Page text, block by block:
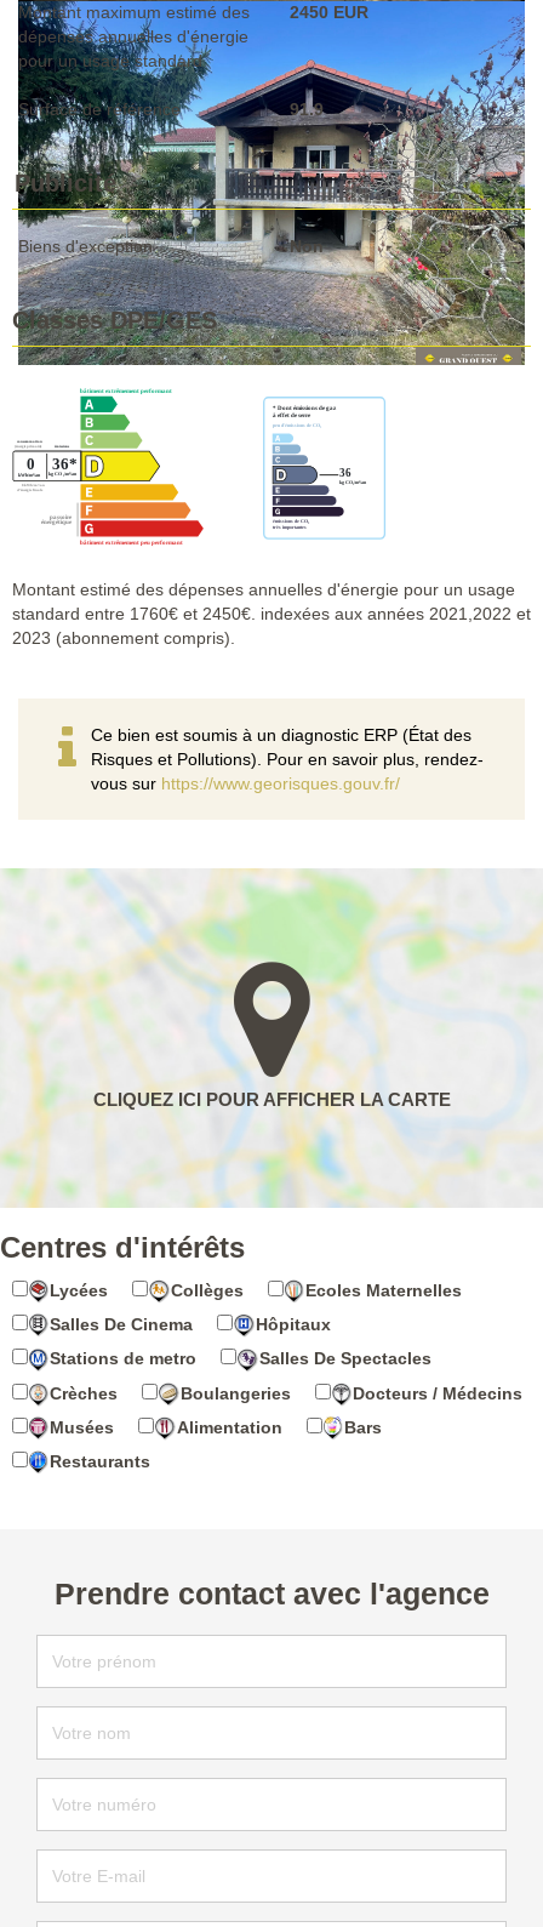
Montant maximum estimé des
dépenses annuelles d'énergie
pour un usage standard
2450 EUR
Surface de référence 91.9
Publicité
Biens d'exception Non
Classes DPE/GES
Montant estimé des dépenses annuelles d'énergie pour un usage
standard entre 1760€ et 2450€. indexées aux années 2021,2022 et
2023 (abonnement compris).
Ce bien est soumis à un diagnostic ERP (État des
Risques et Pollutions). Pour en savoir plus, rendez-
vous sur https://www.georisques.gouv.fr/
Centres d'intérêts
Lycées Collèges
Ecoles Maternelles
Salles De Cinema
Hôpitaux
Stations de metro
Salles De Spectacles
Crèches
Boulangeries
Docteurs / Médecins
Musées
Alimentation
Bars
Restaurants
Prendre contact avec l'agence